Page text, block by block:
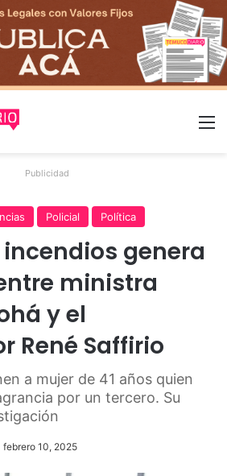
Publicidad
Policial Política
genera
ministra
y el
René Saffirio
a mujer de 41 años quien
por un tercero. Su
febrero 10, 2025